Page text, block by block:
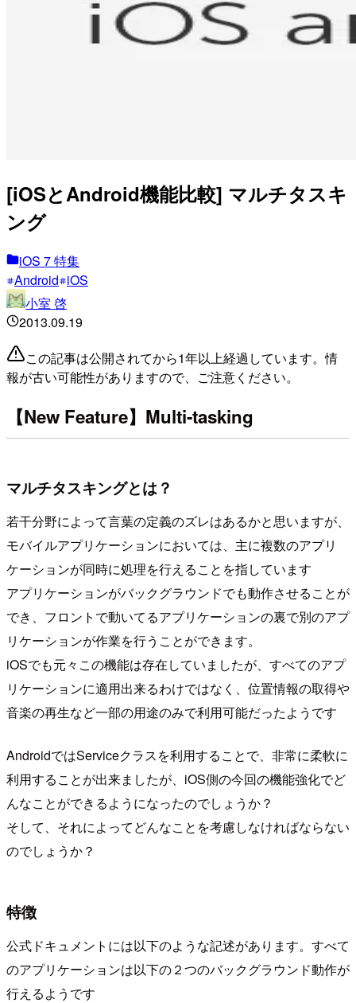
[iOSとAndroid機能比較] マルチタスキ
ング
iOS 7 特集
Android iOS
小室 啓
2013.09.19
この記事は公開されてから1年以上経過しています。情
報が古い可能性がありますので、ご注意ください。
【New Feature】Multi-tasking
マルチタスキングとは？
若干分野によって言葉の定義のズレはあるかと思いますが、
モバイルアプリケーションにおいては、主に複数のアプリ
ケーションが同時に処理を行えることを指しています
アプリケーションがバックグラウンドでも動作させることが
でき、フロントで動いてるアプリケーションの裏で別のアプ
リケーションが作業を行うことができます。
iOSでも元々この機能は存在していましたが、すべてのアプ
リケーションに適用出来るわけではなく、位置情報の取得や
音楽の再生など一部の用途のみで利用可能だったようです
AndroidではServiceクラスを利用することで、非常に柔軟に
利用することが出来ましたが、iOS側の今回の機能強化でど
んなことができるようになったのでしょうか？
そして、それによってどんなことを考慮しなければならない
のでしょうか？
特徴
公式ドキュメントには以下のような記述があります。すべて
のアプリケーションは以下の２つのバックグラウンド動作が
行えるようです